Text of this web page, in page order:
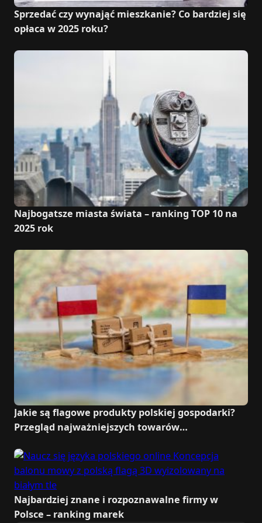
Sprzedać czy wynająć mieszkanie? Co bardziej się
opłaca w 2025 roku?
Najbogatsze miasta świata – ranking TOP 10 na
2025 rok
Jakie są flagowe produkty polskiej gospodarki?
Przegląd najważniejszych towarów
Najbardziej znane i rozpoznawalne firmy w
Polsce – ranking marek